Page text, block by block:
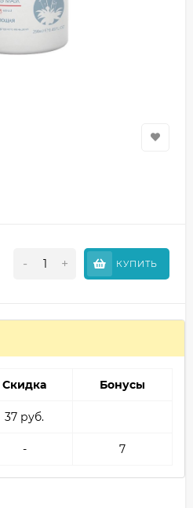
- + КУПИТЬ
Скидка Бонусы
37 руб.
- 7